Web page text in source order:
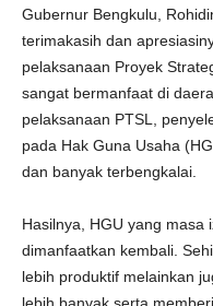
Gubernur Bengkulu,
terimakasih dan
pelaksanaan Proyek
sangat bermanfaat di
pelaksanaan PTSL,
pada Hak Guna Usaha
dan banyak terbengkalai.
Hasilnya, HGU yang masa
dimanfaatkan kembali.
lebih produktif melainkan